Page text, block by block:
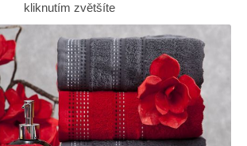
kliknutím zvětšíte